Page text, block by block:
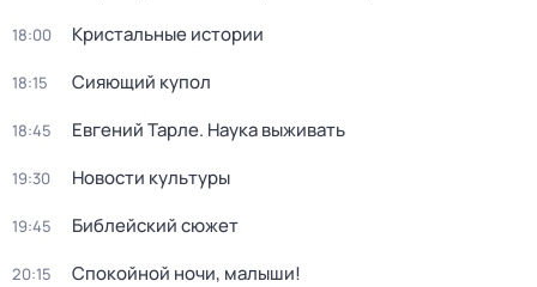
18:00 Кристальные истории
18:15 Сияющий купол
18:45 Евгений Тарле. Наука выживать
19:30 Новости культуры
19:45 Библейский сюжет
20:15 Спокойной ночи, малыши!